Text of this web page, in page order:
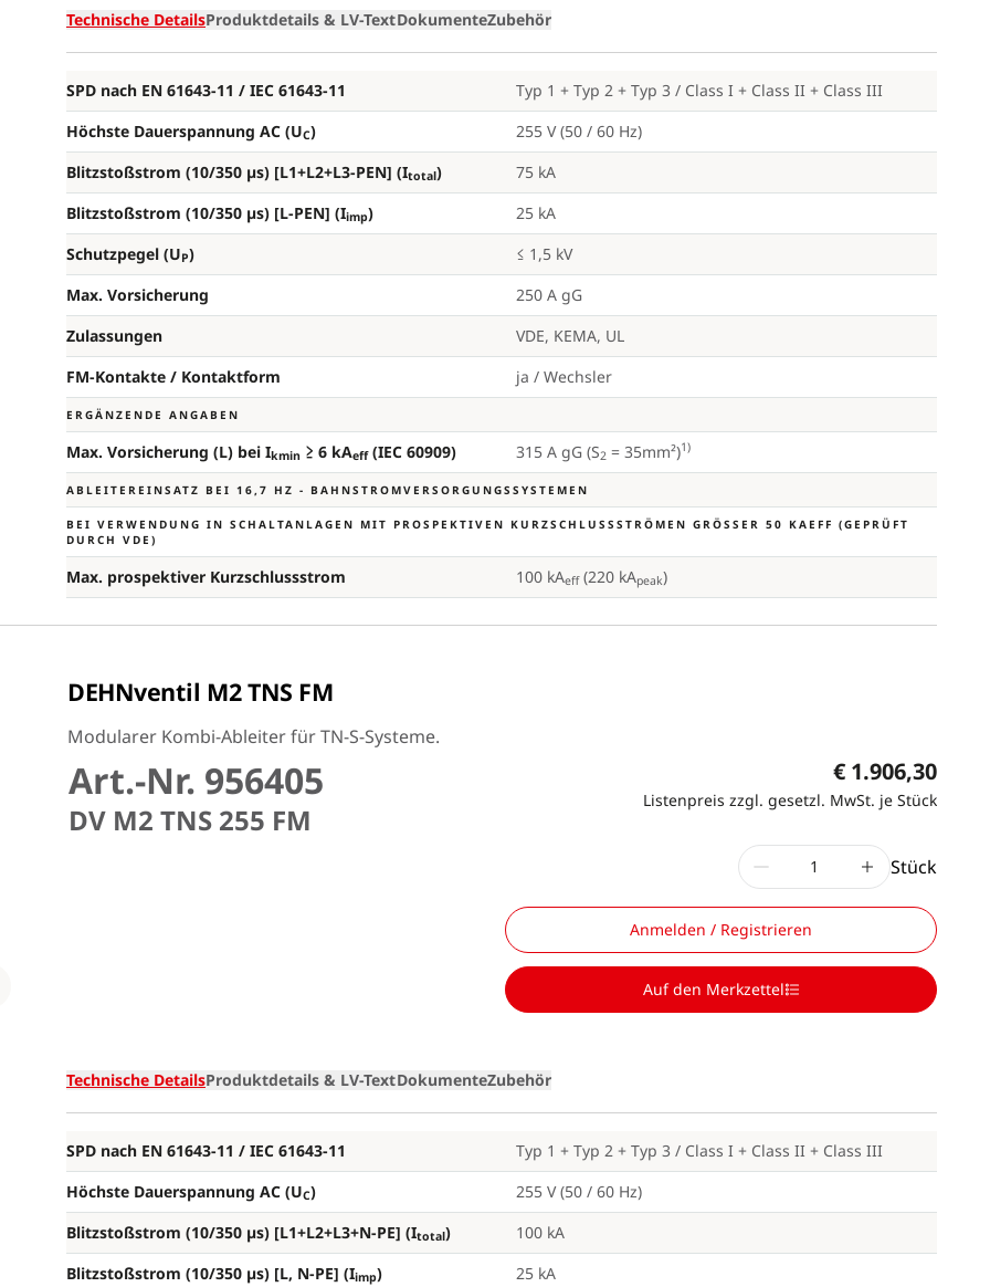
Technische DetailsProduktdetails & LV-TextDokumenteZubehör
SPD nach EN 61643-11 / IEC 61643-11
Typ 1 + Typ 2 + Typ 3 / Class I + Class II + Class III
Höchste Dauerspannung AC (UC)
255 V (50 / 60 Hz)
Blitzstoßstrom (10/350 µs) [L1+L2+L3-PEN] (Itotal)
75 kA
Blitzstoßstrom (10/350 µs) [L-PEN] (Iimp)
25 kA
Schutzpegel (UP)
≤ 1,5 kV
Max. Vorsicherung
250 A gG
Zulassungen
VDE, KEMA, UL
FM-Kontakte / Kontaktform
ja / Wechsler
ERGÄNZENDE ANGABEN
Max. Vorsicherung (L) bei Ikmin ≥ 6 kAeff(IEC 60909) 315 A gG (S2 = 35mm²)1)
ABLEITEREINSATZ BEI 16,7 HZ - BAHNSTROMVERSORGUNGSSYSTEMEN
BEI VERWENDUNG IN SCHALTANLAGEN MIT PROSPEKTIVEN KURZSCHLUSSSTRÖMEN GRÖSSER 50 KAEFF (GEPRÜFT D
URCH VDE)
Max. prospektiver Kurzschlussstrom 100 kAeff(220 kApeak)
DEHNventil M2 TNS FM
Modularer Kombi-Ableiter für TN-S-Systeme.
Art.-Nr. 956405
DV M2 TNS 255 FM
Loading
€ 1.906,30
Listenpreis zzgl. gesetzl. MwSt. je Stück
Stück
Anmelden / Registrieren
Auf den Merkzettel
Technische DetailsProduktdetails & LV-TextDokumenteZubehör
SPD nach EN 61643-11 / IEC 61643-11
Typ 1 + Typ 2 + Typ 3 / Class I + Class II + Class III
Höchste Dauerspannung AC (UC)
255 V (50 / 60 Hz)
Blitzstoßstrom (10/350 µs) [L1+L2+L3+N-PE] (Itotal)
100 kA
Blitzstoßstrom (10/350 µs) [L, N-PE] (Iimp)
25 kA